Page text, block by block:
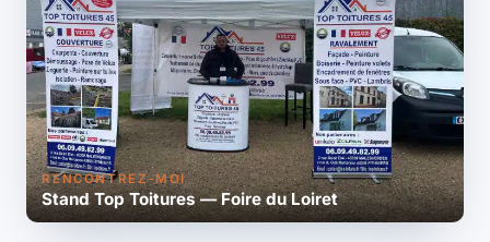
RENCONTREZ-MOI
Stand Top Toitures — Foire du Loiret